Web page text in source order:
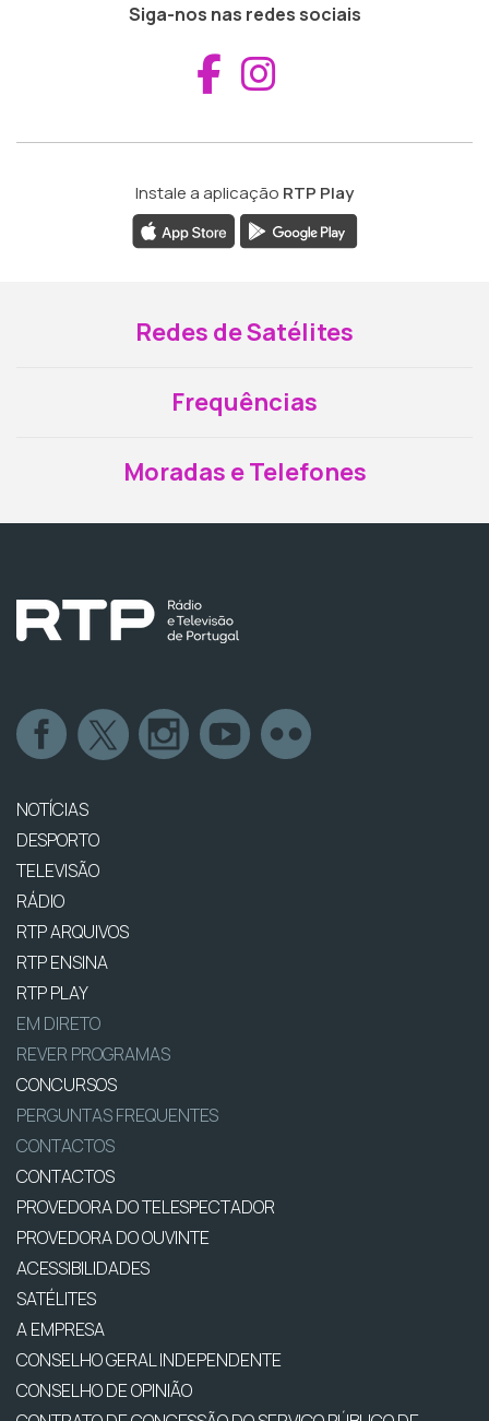
Siga-nos nas redes sociais
Aceder ao
Instale a aplicação RTP Play
Redes de Satélites
Frequências
Moradas e Telefones
NOTÍCIAS
DESPORTO
TELEVISÃO
RÁDIO
RTP ARQUIVOS
RTP ENSINA
RTP PLAY
EM DIRETO
REVER PROGRAMAS
CONCURSOS
PERGUNTAS FREQUENTES
CONTACTOS
CONTACTOS
PROVEDORA DO TELESPECTADOR
PROVEDORA DO OUVINTE
ACESSIBILIDADES
SATÉLITES
A EMPRESA
CONSELHO GERAL INDEPENDENTE
CONSELHO DE OPINIÃO